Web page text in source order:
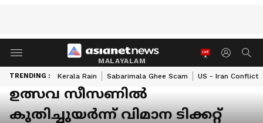
MALAYALAM
TRENDING : Kerala Rain Sabarimala Ghee Scam US - Iran Conflict
ഉത്സവ സീസണില്‍
കുതിച്ചുയര്‍ന്ന് വിമാന ടിക്കറ്റ്